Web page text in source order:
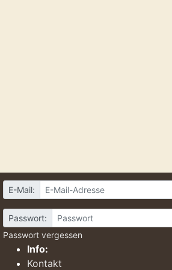
E-Mail:
Passwort:
Passwort vergessen
Info:
Kontakt